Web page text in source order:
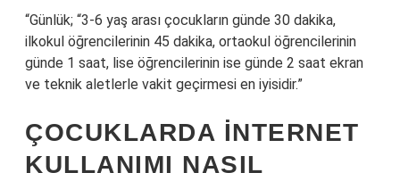
“Günlük; “3-6 yaş arası çocukların günde 30 dakika,
ilkokul öğrencilerinin 45 dakika, ortaokul öğrencilerinin
günde 1 saat, lise öğrencilerinin ise günde 2 saat ekran
ve teknik aletlerle vakit geçirmesi en iyisidir.”
ÇOCUKLARDA INTERNET
KULLANIMI NASIL